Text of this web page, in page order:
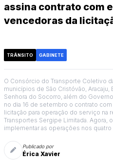
assina contrato com
vencedoras da
TRÂNSITO GABINETE
O Consórcio do Transporte Coletivo
municípios de São Cristóvão, Aracaju,
Senhora do Socorro, além do
no dia 16 de setembro o contrato
licitação para operação do serviço na
Transportes Sergipe Limitada. Agora,
implementar as operações nos
Publicado por
Érica Xavier